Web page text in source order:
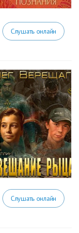
Слушать онлайн
Слушать онлайн